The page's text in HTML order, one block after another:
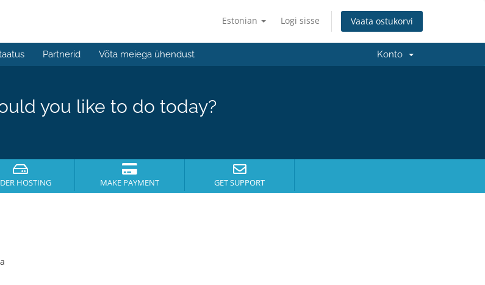
Estonian Logi sisse Vaata ostukorvi
Partnerid Võta meiega ühendust Konto
you like to do today?
HOSTING MAKE PAYMENT GET SUPPORT